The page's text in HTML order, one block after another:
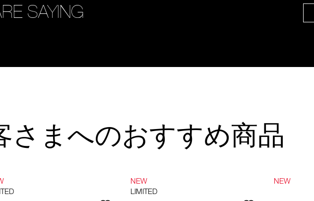
SAYING
さまへのおすすめ商品
NEW
LIMITED
NEW